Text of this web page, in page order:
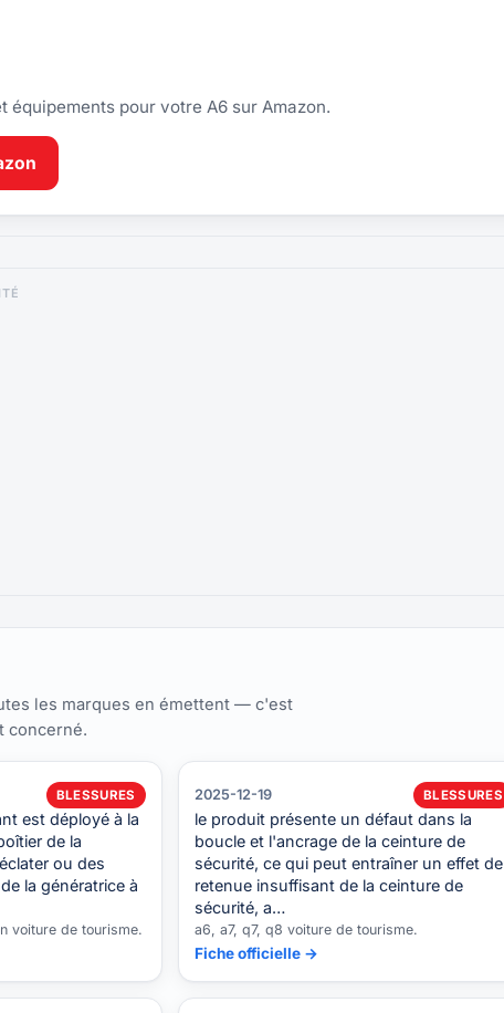
pour votre A6 sur Amazon.
les marques en émettent — c'est
concerné.
BLESSURES
est déployé à la
de la
ou des
la génératrice à
voiture de tourisme.
2025-12-19 BLESSURES
le produit présente un défaut dans la
boucle et l'ancrage de la ceinture de
sécurité, ce qui peut entraîner un effet de
retenue insuffisant de la ceinture de
sécurité, a…
a6, a7, q7, q8 voiture de tourisme.
Fiche officielle →